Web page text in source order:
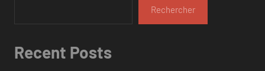
Rechercher
Recent Posts